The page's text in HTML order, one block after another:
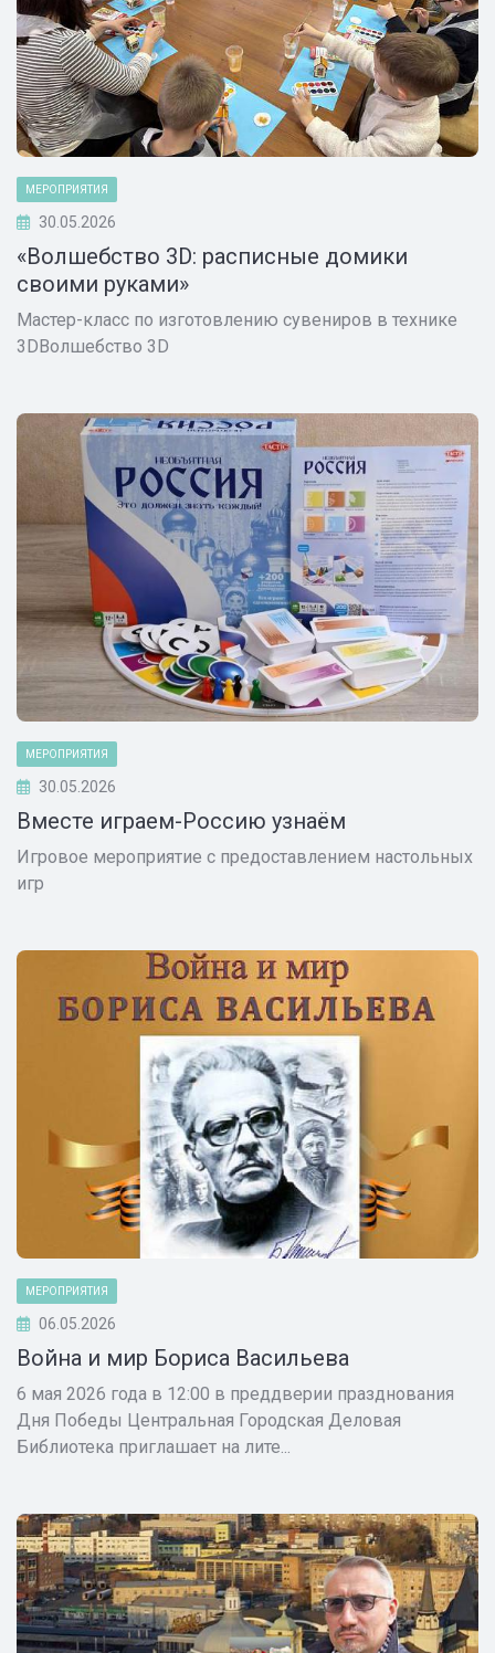
МЕРОПРИЯТИЯ
30.05.2026
«Волшебство 3D: расписные домики
своими руками»
Мастер-класс по изготовлению сувениров в технике
3DВолшебство 3D
МЕРОПРИЯТИЯ
30.05.2026
Вместе играем-Россию узнаём
Игровое мероприятие с предоставлением настольных
игр
МЕРОПРИЯТИЯ
06.05.2026
Война и мир Бориса Васильева
6 мая 2026 года в 12:00 в преддверии празднования
Дня Победы Центральная Городская Деловая
Библиотека приглашает на лите...